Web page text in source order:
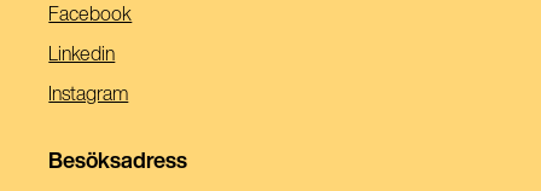
Facebook(Öppnas
Linkedin(Öppnas
Nytt
Instagram(Öppnas
Ett
Besöksadress